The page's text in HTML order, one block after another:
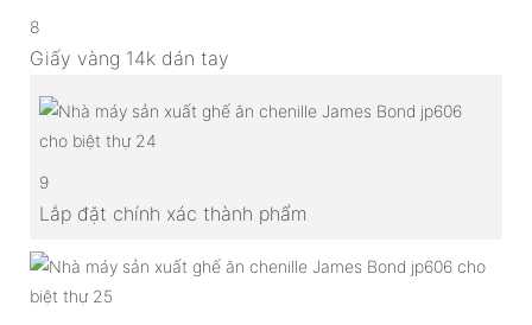
8
Giấy vàng 14k dán tay
9
Lắp đặt chính xác thành phẩm